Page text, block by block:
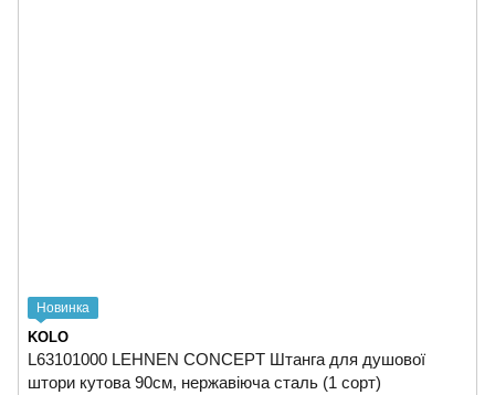
Новинка
KOLO
L63101000 LEHNEN CONCEPT Штанга для душової
штори кутова 90cм, нержавіюча сталь (1 сорт)